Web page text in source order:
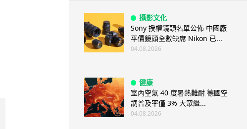
攝影文化
Sony 授權鏡頭名單公佈 中國廠
平價鏡頭全數缺席 Nikon 已...
04.08.2026
健康
室內空氣 40 度暑熱難耐 德國空
調普及率僅 3% 大眾繼...
04.08.2026